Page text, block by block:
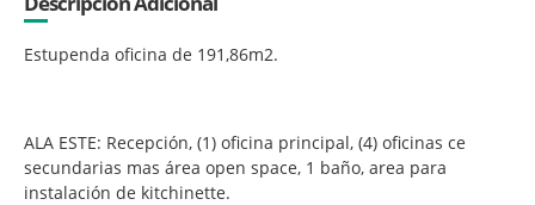
Estupenda oficina de 191,86m2.
ALA ESTE: Recepción, (1) oficina principal, (4) oficinas ce
secundarias mas área open space, 1 baño, area para
instalación de kitchinette.